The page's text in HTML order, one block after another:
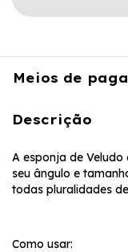
Meios de
Descrição
A esponja de
seu ângulo e
todas pluralidades
Como usar: